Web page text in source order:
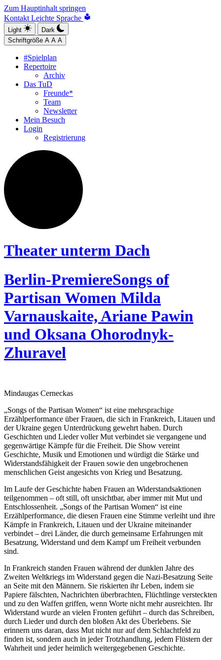
Zum Hauptinhalt springen
Kontakt Leichte Sprache
Light
Dark
Schriftgröße A A A
#Spielplan
Repertoire
Archiv
Das TuD
Freunde*
Team
Newsletter
Mein Besuch
Login
Registrierung
Theater unterm Dach
Berlin-PremiereSongs of
Partisan Women Milda
Varnauskaite, Ariane Pawin
und Oksana Ohorodnyk-
Zhuravel
Mindaugas Cerneckas
„Songs of the Partisan Women“ ist eine mehrsprachige
Erzählperformance über Frauen, die sich in Frankreich, Litauen und
der Ukraine gegen Unterdrückung gewehrt haben. Durch
Geschichten und Lieder voller Mut verbindet sie vergangene und
gegenwärtige Kämpfe für die Freiheit. Die Show vereint
Geschichte, Musik und Emotionen und würdigt die Stärke und
Widerstandsfähigkeit der Frauen sowie den ungebrochenen
menschlichen Geist angesichts von Krieg und Besatzung.
Im Laufe der Geschichte haben Frauen an Widerstandsaktionen
teilgenommen – oft still, oft unsichtbar, aber immer mit Mut und
Entschlossenheit. „Songs of the Partisan Women“ ist eine
Erzählperformance, die diesen Frauen eine Stimme verleiht und ihre
Kämpfe in Frankreich, Litauen und der Ukraine miteinander
verbindet – drei Länder, die durch gemeinsame Erfahrungen mit
Besatzung, Widerstand und dem Kampf um Freiheit verbunden
sind.
In Frankreich standen Frauen während der dunklen Jahre des
Zweiten Weltkriegs im Widerstand gegen die Nazi-Besatzung Seite
an Seite mit den Männern. Sie riskierten ihr Leben, indem sie
Papiere fälschten, Nachrichten überbrachten, Flüchtlinge versteckten
und zu den Waffen griffen, wenn Worte nicht mehr ausreichten. Ihr
Widerstand wurde an vielen Fronten geführt – durch das Schreiben,
durch Lieder und durch den bloßen Akt des Überlebens. Sie
erinnern uns daran, dass Mut nicht nur auf dem Schlachtfeld zu
finden ist, sondern auch in jeder Trotzhandlung, jedem Flüstern der
Wahrheit und jeder heimlich weitergegebenen Geschichte.